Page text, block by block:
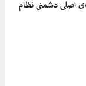
اصلی دشمنی نظام